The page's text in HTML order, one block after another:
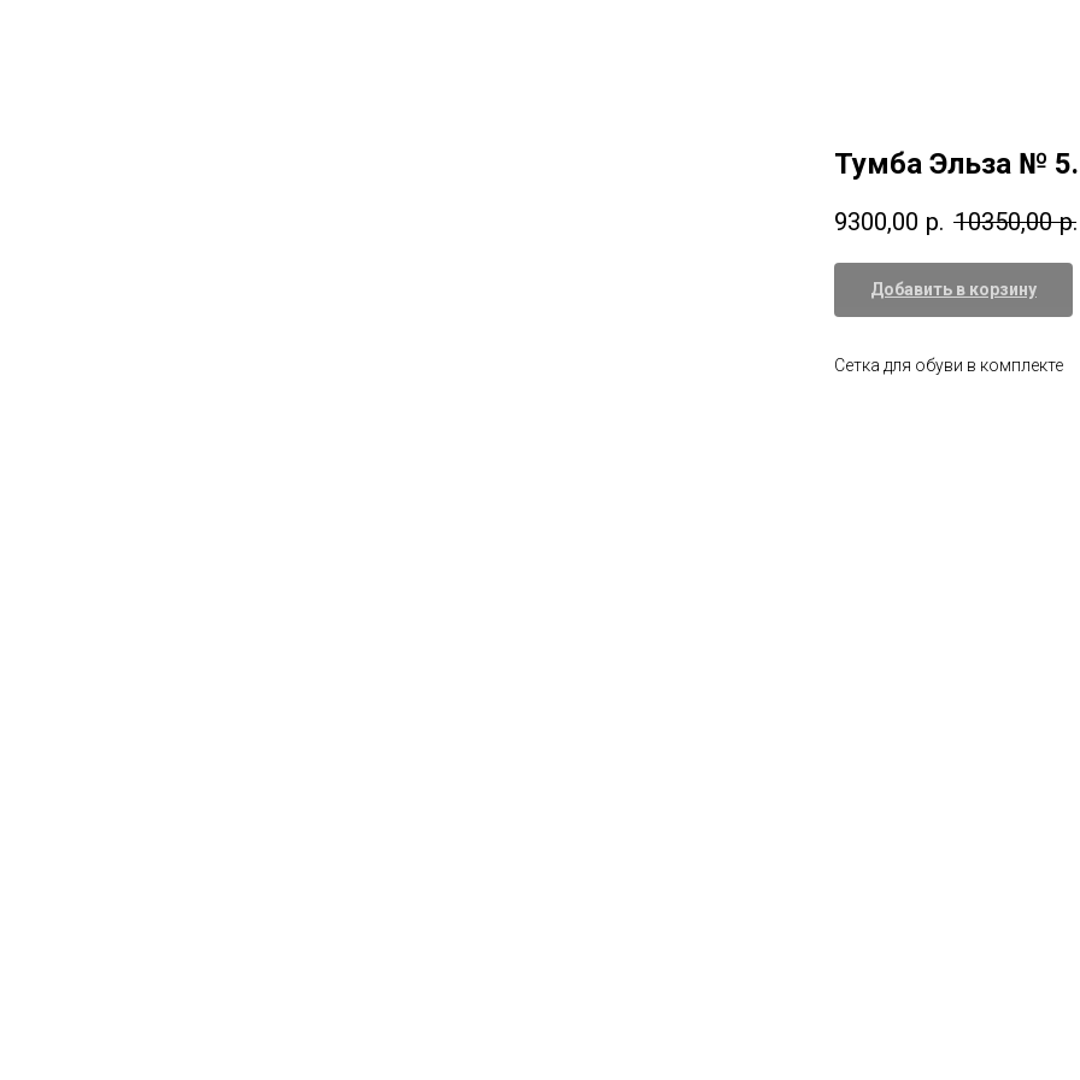
Тумба Эльза №
9300,00 р. 10350,00 р.
Добавить в корзину
Сетка для обуви в комплекте